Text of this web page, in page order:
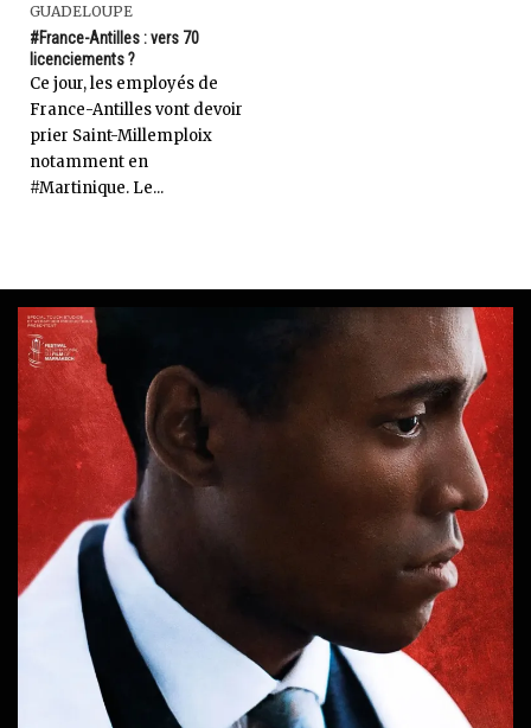
GUADELOUPE
#France-Antilles : vers 70
licenciements ?
Ce jour, les employés de
France-Antilles vont devoir
prier Saint-Millemploix
notamment en
#Martinique. Le...